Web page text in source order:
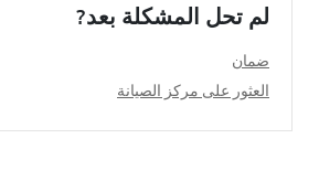
لم تحل المشكلة بعد?
ضمان
العثور على مركز الصيانة